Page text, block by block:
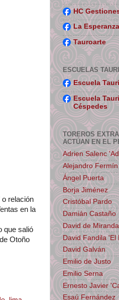
o relación
en la
que salió
Otoño
HC
La Esperanza
Tauroarte
ESCUELAS
Escuela
Escuela
Céspedes
TOREROS
ACTÚAN EN EL
Adrien Salenc
Alejandro Fermín
Ángel Puerta
Borja Jiménez
Cristóbal Pardo
Damián Castaño
David de Miranda
David Fandila 'El
David Galván
Emilio de Justo
Emilio Serna
Ernesto Javier
Esaú Fernández